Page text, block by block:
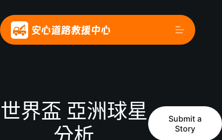
世界盃 亞洲球星
Submit a
Story